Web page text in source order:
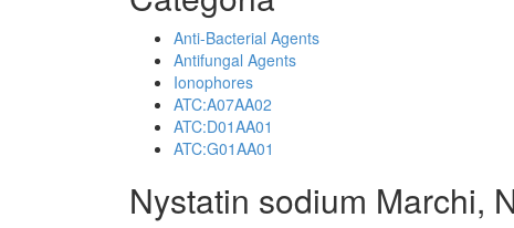
Anti-Bacterial Agents
Antifungal Agents
Ionophores
ATC:A07AA02
ATC:D01AA01
ATC:G01AA01
Nystatin sodium Marchi,